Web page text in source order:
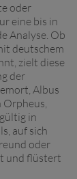
oder
eine bis in
Analyse. Ob
deutschem
zielt diese
der
Albus
in
auf sich
oder
und flüstert